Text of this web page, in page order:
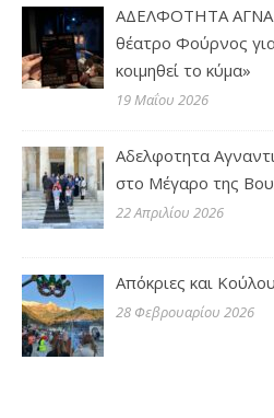
ΑΔΕΛΦΟΤΗΤΑ
θέατρο Φούρνος
κοιμηθεί το κύμα»
19 Μαΐου 2026
Αδελφοτητα
στο Μέγαρο της
22 Απριλίου 2026
Απόκριες και
28 Φεβρουαρίου 2026